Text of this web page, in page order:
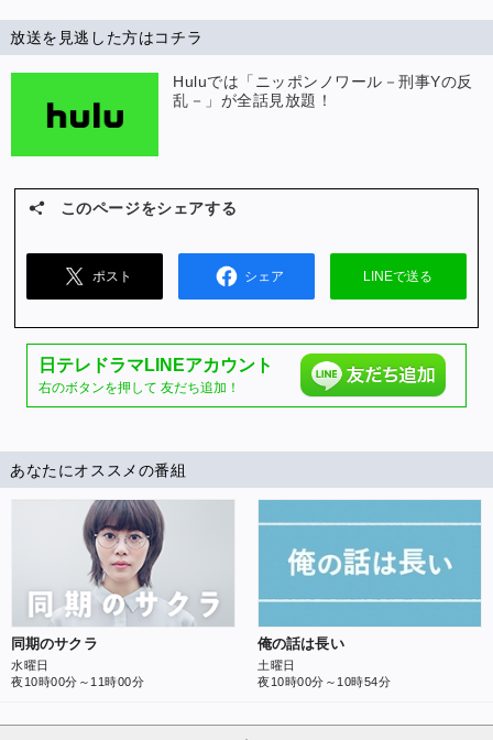
放送を見逃した方はコチラ
Huluでは「ニッポンノワール－刑事Yの反
乱－」が全話見放題！
このページをシェアする
ポスト シェア LINEで送る
日テレドラマ LINEアカウント
右のボタンを押して 友だち追加！
あなたにオススメの番組
同期のサクラ
水曜日
夜10時00分～11時00分
俺の話は長い
土曜日
夜10時00分～10時54分